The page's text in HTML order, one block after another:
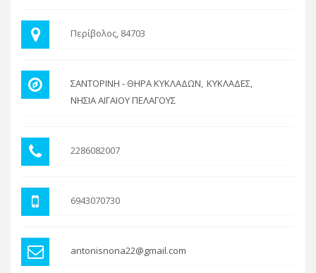
Περίβολος, 84703
ΣΑΝΤΟΡΙΝΗ - ΘΗΡΑ ΚΥΚΛΑΔΩΝ ΚΥΚΛΑΔΕΣ
ΝΗΣΙΑ ΑΙΓΑΙΟΥ ΠΕΛΑΓΟΥΣ
2286082007
6943070730
antonisnona22@gmail.com